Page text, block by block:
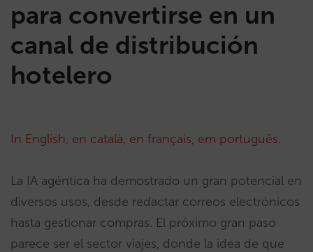
para convertirse en un
canal de distribución
hotelero
In English, en català, en français, em português.
La IA agéntica ha demostrado un gran potencial en
diversos usos, desde redactar correos electrónicos
hasta gestionar compras. El próximo gran paso
parece ser el sector viajes, donde la idea de que